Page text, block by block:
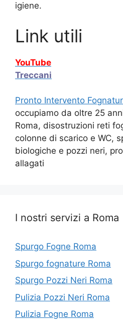
igiene.
Link utili
YouTube
Treccani
Pronto Intervento
occupiamo da oltre 25
Roma, disostruzioni reti
colonne di scarico e WC,
biologiche e pozzi neri,
allagati
I nostri servizi a Roma
Spurgo Fogne Roma
Spurgo fognature Roma
Spurgo Pozzi Neri Roma
Pulizia Pozzi Neri Roma
Pulizia Fogne Roma